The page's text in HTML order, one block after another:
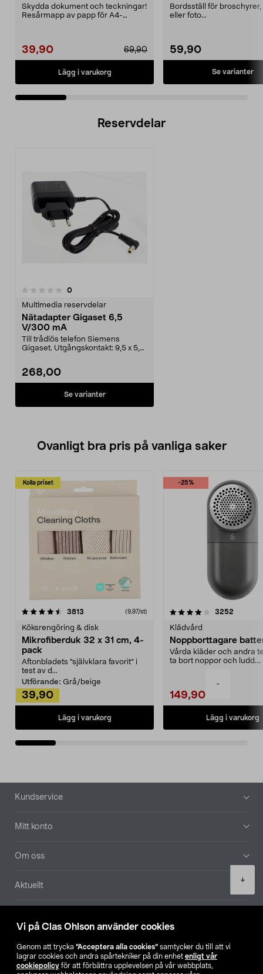
Vi på Clas Ohlson använder cookies
Genom att trycka ”Acceptera alla cookies” samtycker du till att vi
lagrar cookies och andra spårtekniker på din enhet enligt vår
cookiepolicy för att förbättra upplevelsen på vår webbplats,
-
+
Skydda dokument och teckningar!
Resårmapp av papp för A4-
39,90 69,90
Lägg i varukorg
Bordsställ för broschyrer,
eller foto...
59,90
Se varianter
Reservdelar
0recensioner
Multimedia reservdelar
Nätadapter Gigaset 6,5
V/300 mA
Till trådlös telefon Siemens
Gigaset. Utgångskontakt: 9,5 x 5,5
268,00
Se varianter
Ovanligt bra pris på vanliga saker
Kolla priset
3813 (9,97/st)
Köksrengöring & disk
Mikrofiberduk 32 x 31 cm, 4-
pack
Aftonbladets "självklara favorit” i
test av d...
Utförande: Grå/beige
39,90
Lägg i varukorg
-25%
4.0av 5 stjärnor 3252
Klädvård
Noppborttagare
Vårda kläder och andra
ta bort noppor och ludd.
149,90
Lägg i varukorg
4.5av 5 stjärnor
Sidfot
Kundservice
Mitt konto
Om oss
Aktuellt
Hitta butik